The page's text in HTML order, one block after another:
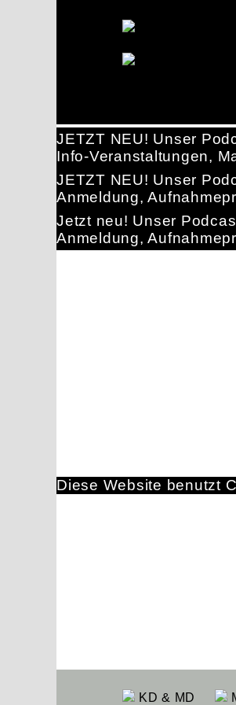
JETZT NEU! Unser
Info-Veranstaltungen,
JETZT NEU! Unser
Anmeldung,
Jetzt neu! Unser
Anmeldung,
KD & MD
Diese Website benutzt